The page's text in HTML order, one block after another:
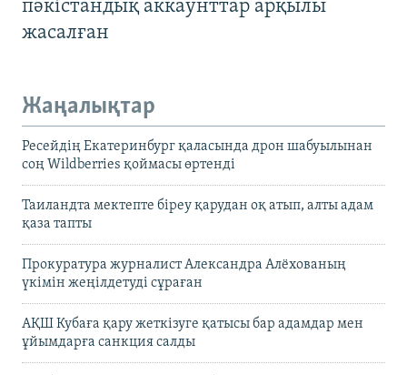
пәкістандық аккаунттар арқылы
жасалған
Жаңалықтар
Ресейдің Екатеринбург қаласында дрон шабуылынан
соң Wildberries қоймасы өртенді
Таиландта мектепте біреу қарудан оқ атып, алты адам
қаза тапты
Прокуратура журналист Александра Алёхованың
үкімін жеңілдетуді сұраған
АҚШ Кубаға қару жеткізуге қатысы бар адамдар мен
ұйымдарға санкция салды